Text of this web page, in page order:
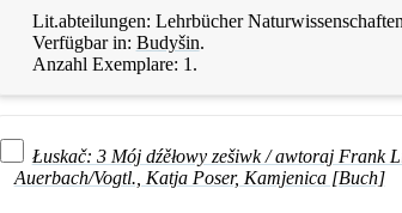
Lit.abteilungen: Lehrbücher
Verfügbar in: Budyšin.
Anzahl Exemplare: 1.
Łuskač: 3 Mój dźěłowy zešiwk / awtoraj Frank
Auerbach/Vogtl., Katja Poser, Kamjenica [Buch]